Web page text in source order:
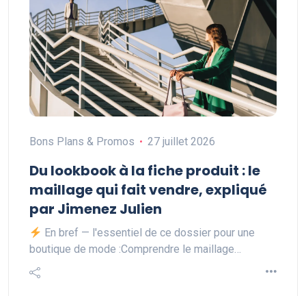
Bons Plans & Promos 27 juillet 2026
Du lookbook à la fiche produit : le
maillage qui fait vendre, expliqué
par Jimenez Julien
En bref — l'essentiel de ce dossier pour une
boutique de mode :Comprendre le maillage…